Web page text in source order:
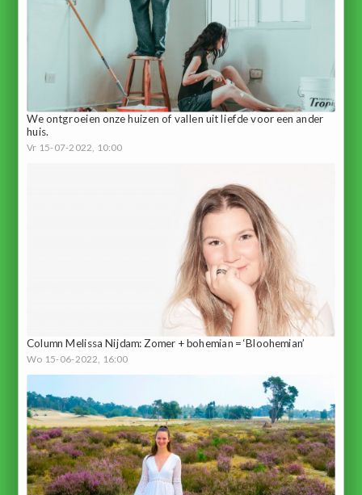
We ontgroeien onze huizen of vallen uit liefde voor een ander
huis.
Vr 15-07-2022, 10:00
Column Melissa Nijdam: Zomer + bohemian = ‘Bloohemian’
Wo 15-06-2022, 16:00